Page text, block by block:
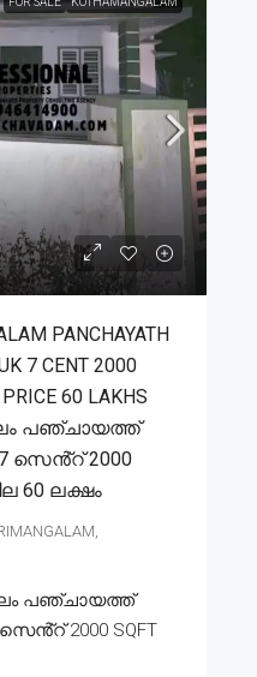
PANCHAYATH
7 CENT 2000
60 LAKHS
പഞ്ചായത്ത്
സെൻ്റ് 2000
60 ലക്ഷം
പഞ്ചായത്ത്
2000 SQFT